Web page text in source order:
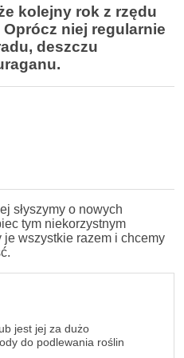
kolejny rok z rzędu
niej regularnie
deszczu
słyszymy o nowych
tym niekorzystnym
wszystkie razem i chcemy
jest jej za dużo
do podlewania roślin